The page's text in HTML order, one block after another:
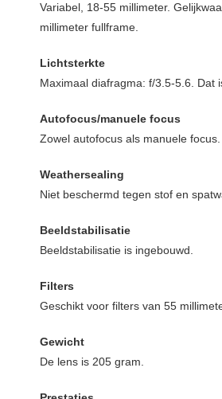
Variabel, 18-55 millimeter.
millimeter fullframe.
Lichtsterkte
Maximaal diafragma: f/3.5-5.6. Dat
Autofocus/manuele focus
Zowel autofocus als manuele focus.
Weathersealing
Niet beschermd tegen stof en
Beeldstabilisatie
Beeldstabilisatie is ingebouwd.
Filters
Geschikt voor filters van 55
Gewicht
De lens is 205 gram.